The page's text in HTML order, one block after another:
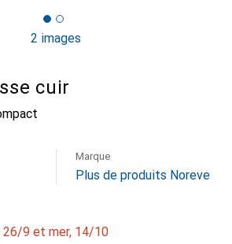
2 images
cuir
Marque
Plus de produits Noreve
26/9 et mer, 14/10